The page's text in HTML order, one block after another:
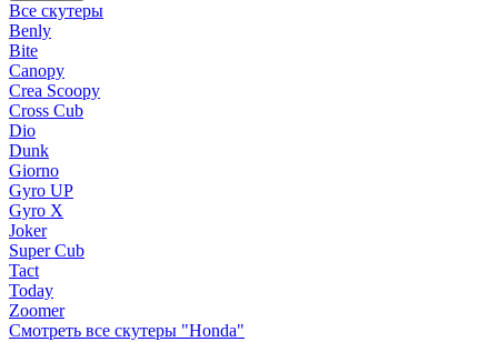
Все скутеры
Benly
Bite
Canopy
Crea Scoopy
Cross Cub
Dio
Dunk
Giorno
Gyro UP
Gyro X
Joker
Super Cub
Tact
Today
Zoomer
Смотреть все скутеры "Honda"